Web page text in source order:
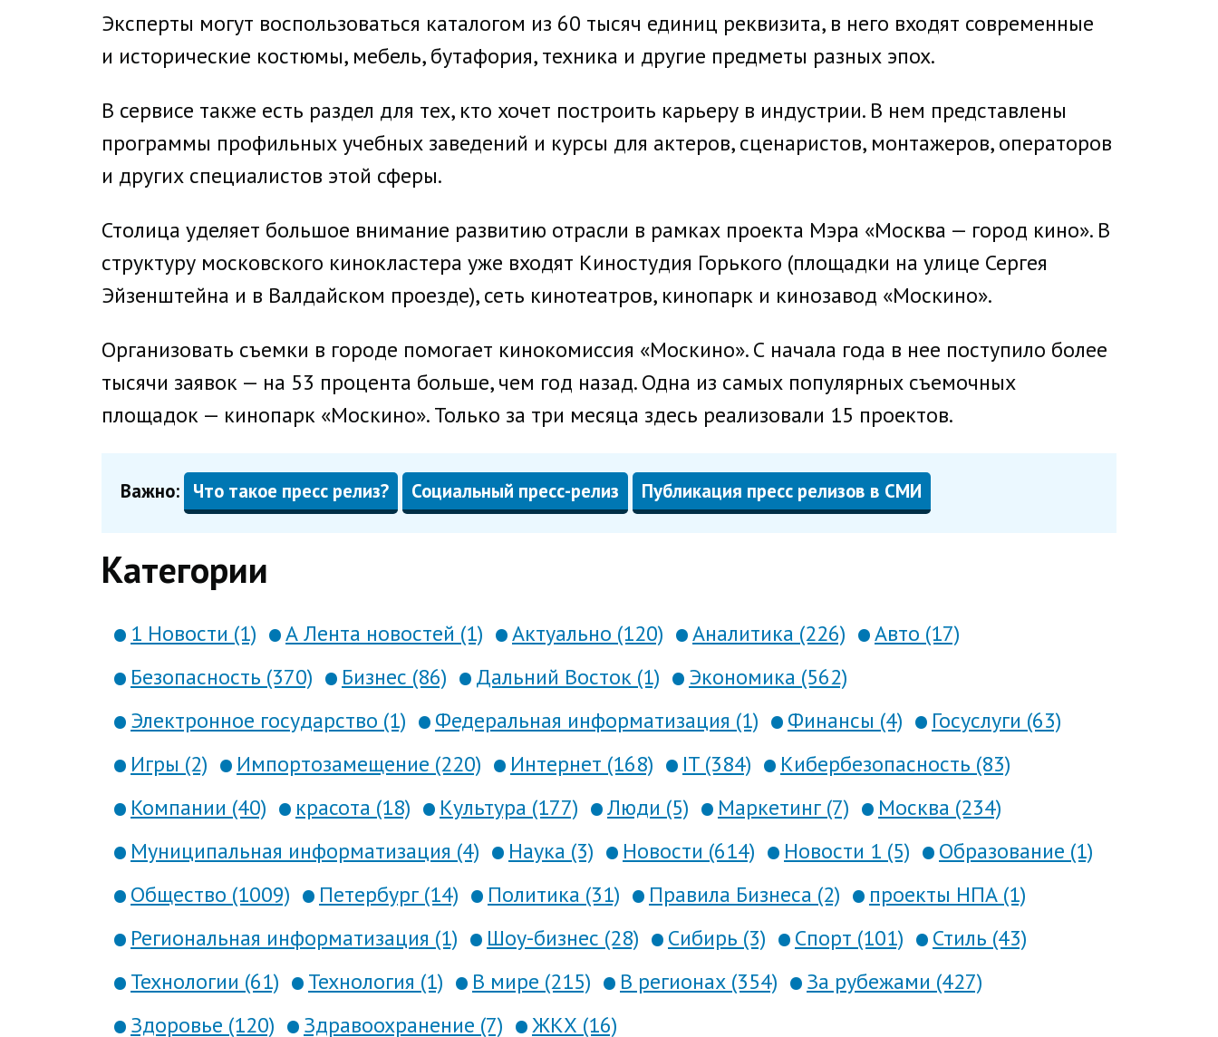
Эксперты могут воспользоваться каталогом из 60 тысяч единиц реквизита, в него входят современные
и исторические костюмы, мебель, бутафория, техника и другие предметы разных эпох.
В сервисе также есть раздел для тех, кто хочет построить карьеру в индустрии. В нем представлены
программы профильных учебных заведений и курсы для актеров, сценаристов, монтажеров, операторов
и других специалистов этой сферы.
Столица уделяет большое внимание развитию отрасли в рамках проекта Мэра «Москва — город кино». В
структуру московского кинокластера уже входят Киностудия Горького (площадки на улице Сергея
Эйзенштейна и в Валдайском проезде), сеть кинотеатров, кинопарк и кинозавод «Москино».
Организовать съемки в городе помогает кинокомиссия «Москино». С начала года в нее поступило более
тысячи заявок — на 53 процента больше, чем год назад. Одна из самых популярных съемочных
площадок — кинопарк «Москино». Только за три месяца здесь реализовали 15 проектов.
Важно: Что такое пресс релиз? Социальный пресс-релиз Публикация пресс релизов в СМИ
Категории
1 Новости (1) А Лента новостей (1) Актуально (120) Аналитика (226)
Авто (17)
Безопасность (370)
Бизнес (86) Дальний Восток (1)
Экономика (562)
Электронное государство (1)
Федеральная информатизация (1) Финансы (4)
Госуслуги (63)
Игры (2)
Импортозамещение (220) Интернет (168) IT (384)
Кибербезопасность (83)
Компании (40)
красота (18) Культура (177) Люди (5) Маркетинг (7)
Москва (234)
Муниципальная информатизация (4)
Наука (3) Новости (614) Новости 1 (5)
Образование (1)
Общество (1009)
Петербург (14) Политика (31) Правила Бизнеса (2)
проекты НПА (1)
Региональная информатизация (1)
Шоу-бизнес (28) Сибирь (3) Спорт (101)
Стиль (43)
Технологии (61)
Технология (1) В мире (215) В регионах (354)
За рубежами (427)
Здоровье (120)
Здравоохранение (7) ЖКХ (16)